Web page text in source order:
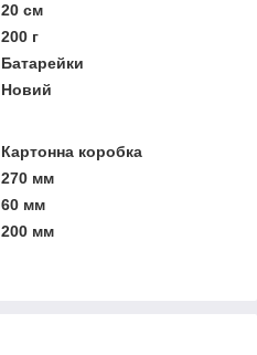
20 см
200 г
Батарейки
Новий
Картонна коробка
270 мм
60 мм
200 мм